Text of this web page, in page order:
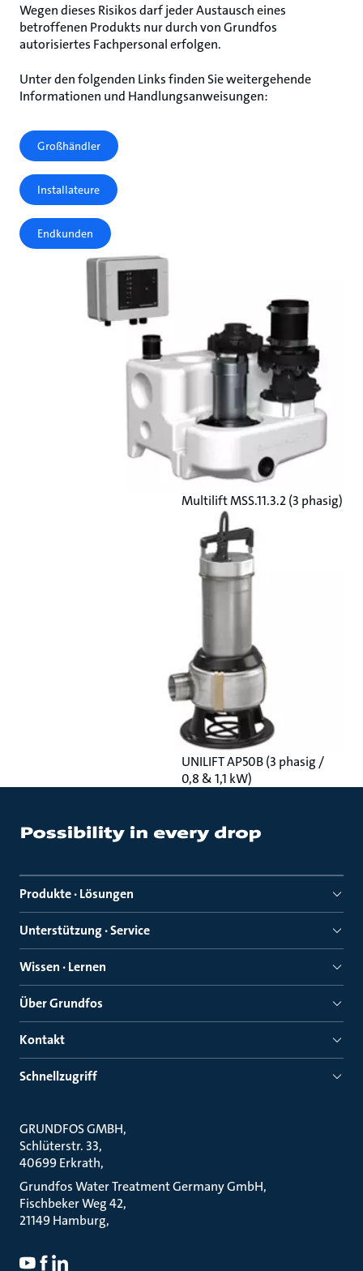
Wegen dieses Risikos darf jeder Austausch eines
betroffenen Produkts nur durch von Grundfos
autorisiertes Fachpersonal erfolgen.
Unter den folgenden Links finden Sie weitergehende
Informationen und Handlungsanweisungen:
Großhändler
Installateure
Endkunden
Multilift MSS.11.3.2 (3 phasig)
UNILIFT AP50B (3 phasig /
0,8 & 1,1 kW)
Produkte · Lösungen
Unterstützung · Service
Wissen · Lernen
Über Grundfos
Kontakt
Schnellzugriff
GRUNDFOS GMBH
Schlüterstr. 33
40699 Erkrath
Grundfos Water Treatment Germany GmbH
Fischbeker Weg 42
21149 Hamburg